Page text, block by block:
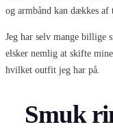
og armbånd kan dækkes af
Jeg har selv mange billige
elsker nemlig at skifte
hvilket outfit jeg har på.
Smuk